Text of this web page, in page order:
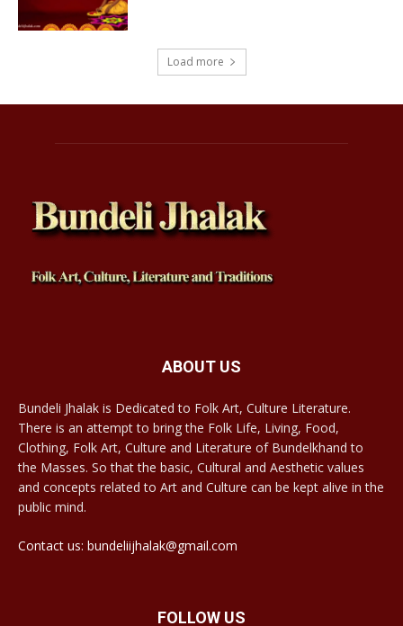
Load more
ABOUT US
Bundeli Jhalak is Dedicated to Folk Art, Culture Literature.
There is an attempt to bring the Folk Life, Living, Food,
Clothing, Folk Art, Culture and Literature of Bundelkhand to
the Masses. So that the basic, Cultural and Aesthetic values
and concepts related to Art and Culture can be kept alive in the
public mind.
Contact us: bundeliijhalak@gmail.com
FOLLOW US